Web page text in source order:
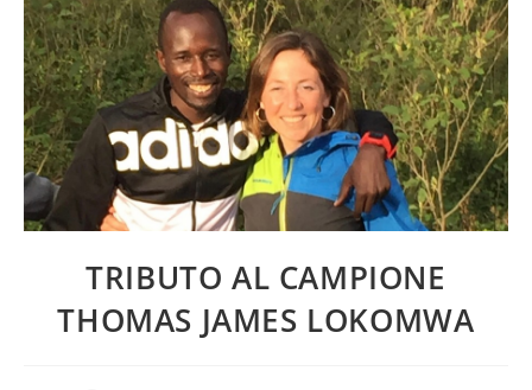
TRIBUTO AL CAMPIONE
THOMAS JAMES LOKOMWA